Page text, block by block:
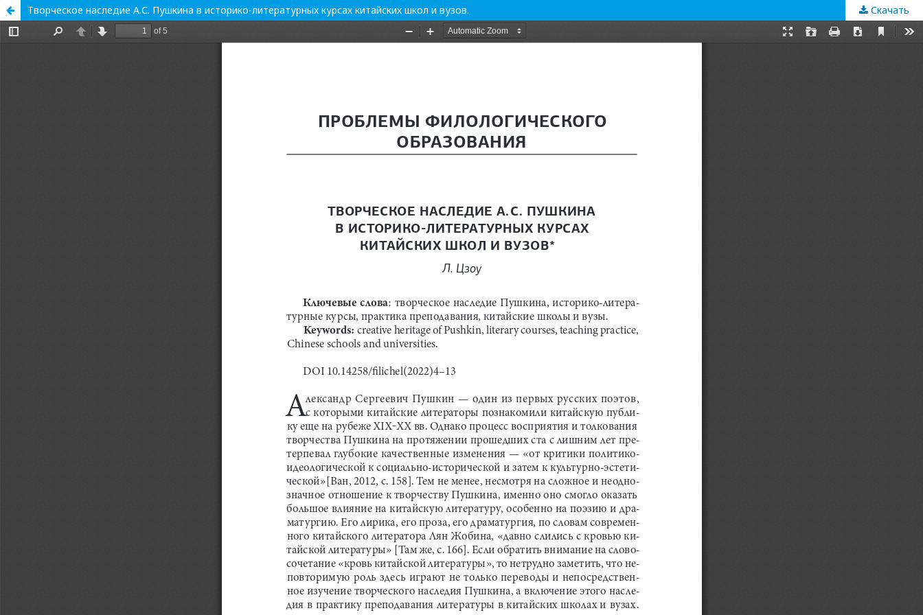
Творческое наследие А.С. Пушкина в историко-литературных курсах китайских школ и вузов. Скачать